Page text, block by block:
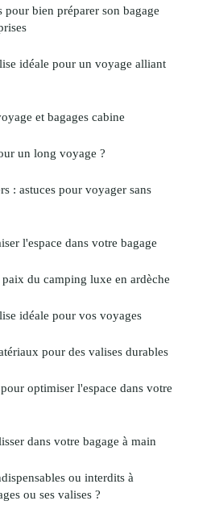
pour bien préparer son bagage
idéale pour un voyage alliant
et bagages cabine
un long voyage ?
: astuces pour voyager sans
l'espace dans votre bagage
du camping luxe en ardèche
idéale pour vos voyages
pour des valises durables
optimiser l'espace dans votre
dans votre bagage à main
ou interdits à
ou ses valises ?